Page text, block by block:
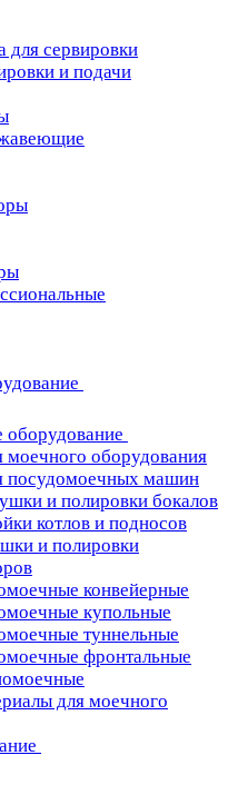
сервировки
и подачи
моечного оборудования
посудомоечных машин
и полировки бокалов
котлов и подносов
и полировки
конвейерные
купольные
туннельные
фронтальные
для моечного